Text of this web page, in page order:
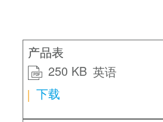
产品表
英语
PDF
250 KB
下载